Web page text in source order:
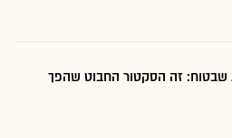
זה הסקטור החבוט שהפך